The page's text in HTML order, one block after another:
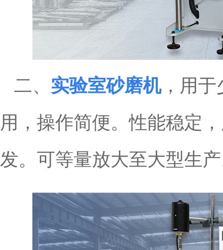
二、 实验室砂磨机，用于
用，操作简便。性能稳定
发。可等量放大至大型生